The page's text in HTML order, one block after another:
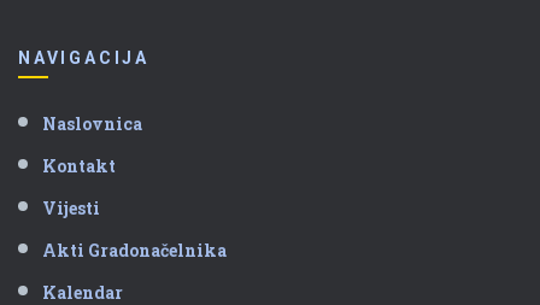
NAVIGACIJA
Naslovnica
Kontakt
Vijesti
Akti Gradonačelnika
Kalendar